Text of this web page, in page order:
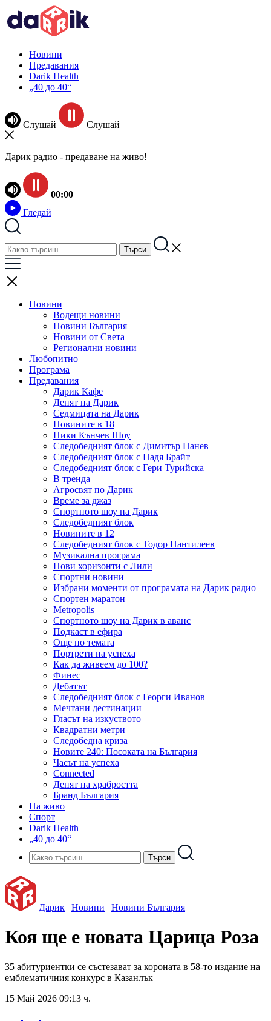
Новини
Предавания
Darik Health
„40 до 40“
Слушай Слушай
Дарик радио - предаване на живо!
00:00
Гледай
Новини
Водещи новини
Новини България
Новини от Света
Регионални новини
Любопитно
Програма
Предавания
Дарик Кафе
Денят на Дарик
Седмицата на Дарик
Новините в 18
Ники Кънчев Шоу
Следобедният блок с Димитър Панев
Следобедният блок с Надя Брайт
Следобедният блок с Гери Турийска
В тренда
Агросвят по Дарик
Време за джаз
Спортното шоу на Дарик
Следобедният блок
Новините в 12
Следобедният блок с Тодор Пантилеев
Музикална програма
Нови хоризонти с Лили
Спортни новини
Избрани моменти от програмата на Дарик радио
Спортен маратон
Metropolis
Спортното шоу на Дарик в аванс
Подкаст в ефира
Още по темата
Портрети на успеха
Как да живеем до 100?
Финес
Дебатът
Следобедният блок с Георги Иванов
Мечтани дестинации
Гласът на изкуството
Квадратни метри
Следобедна криза
Новите 240: Посоката на България
Часът на успеха
Connected
Денят на храбростта
Бранд България
На живо
Спорт
Darik Health
„40 до 40“
Дарик | Новини | Новини България
Коя ще е новата Царица Роза
35 абитуриентки се състезават за короната в 58-то издание на
емблематичния конкурс в Казанлък
15 Май 2026 09:13 ч.